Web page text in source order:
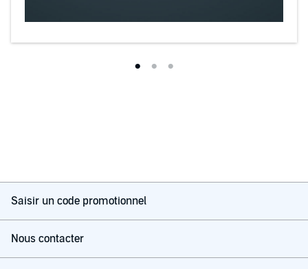
Saisir un code promotionnel
Nous contacter